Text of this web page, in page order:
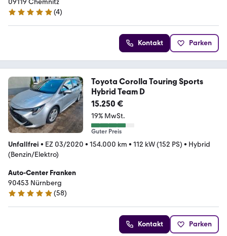
09119 Chemnitz
5 Sterne
(4)
Kontakt Parken
Toyota Corolla Touring Sports
Hybrid Team D
15.250 €
19% MwSt.
Guter Preis
Unfallfrei • EZ 03/2020 • 154.000 km • 112 kW (152 PS) • Hybrid
(Benzin/Elektro)
Auto-Center Franken
90453 Nürnberg
5 Sterne
(58)
Kontakt Parken